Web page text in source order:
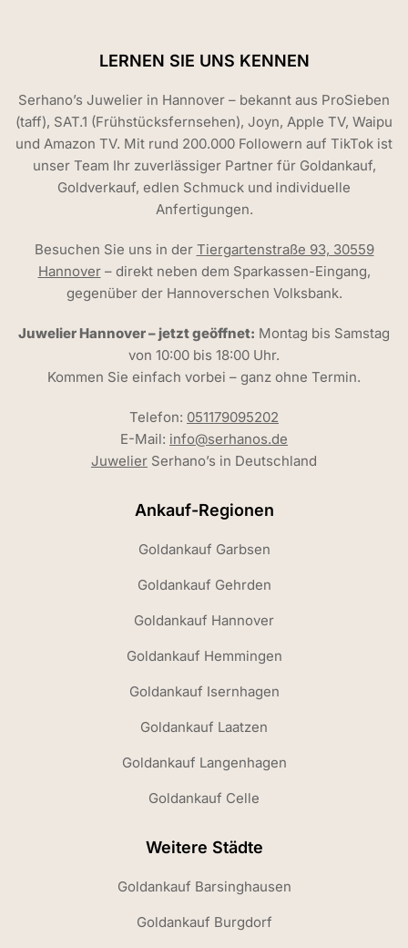
LERNEN SIE UNS KENNEN
Serhano’s Juwelier in Hannover – bekannt aus ProSieben
(taff), SAT.1 (Frühstücksfernsehen), Joyn, Apple TV, Waipu
und Amazon TV. Mit rund 200.000 Followern auf TikTok ist
unser Team Ihr zuverlässiger Partner für Goldankauf,
Goldverkauf, edlen Schmuck und individuelle
Anfertigungen.
Besuchen Sie uns in der Tiergartenstraße 93, 30559
Hannover– direkt neben dem Sparkassen-Eingang,
gegenüber der Hannoverschen Volksbank.
Juwelier Hannover – jetzt geöffnet: Montag bis Samstag
von 10:00 bis 18:00 Uhr.
Kommen Sie einfach vorbei – ganz ohne Termin.
Telefon: 051179095202
E-Mail: info@serhanos.de
Juwelier Serhano’s in Deutschland
Ankauf-Regionen
Goldankauf Garbsen
Goldankauf Gehrden
Goldankauf Hannover
Goldankauf Hemmingen
Goldankauf Isernhagen
Goldankauf Laatzen
Goldankauf Langenhagen
Goldankauf Celle
Weitere Städte
Goldankauf Barsinghausen
Goldankauf Burgdorf